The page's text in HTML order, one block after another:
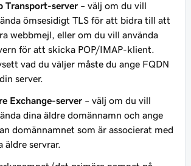
Transport-server – välj om du vill
ömsesidigt TLS för att bidra till att
webbmejl, eller om du vill använda
för att skicka POP/IMAP-klient.
vad du väljer måste du ange FQDN
server.
Exchange-server – välj om du vill
dina äldre domännamn och ange
domännamnet som är associerat med
äldre servrar.